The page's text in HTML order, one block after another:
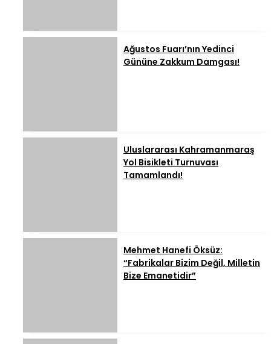
Ağustos Fuarı’nın Yedinci
Gününe Zakkum Damgası!
Uluslararası Kahramanmaraş
Yol Bisikleti Turnuvası
Tamamlandı!
Mehmet Hanefi Öksüz:
“Fabrikalar Bizim Değil, Milletin
Bize Emanetidir”